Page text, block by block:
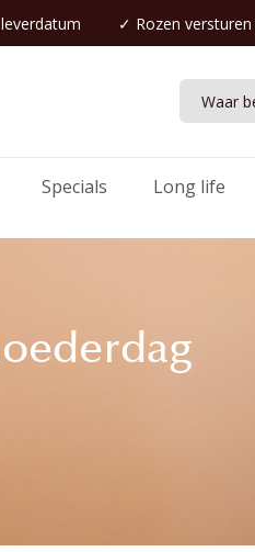
✓ Rozen versturen
Specials Long life